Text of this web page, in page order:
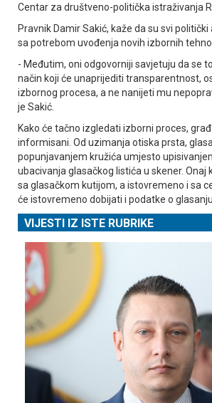
Centar za društveno-politička istraživanja
Pravnik Damir Sakić, kaže da su svi
sa potrebom uvođenja novih izbornih
- Međutim, oni odgovorniji savjetuju da se
način koji će unaprijediti transparentnost,
izbornog procesa, a ne nanijeti mu
je Sakić.
Kako će tačno izgledati izborni proces,
informisani. Od uzimanja otiska prsta,
popunjavanjem kružića umjesto
ubacivanja glasačkog listića u skener. Onaj
sa glasačkom kutijom, a istovremeno i sa
će istovremeno dobijati i podatke o glasanju.
VIJESTI IZ ISTE RUBRIKE